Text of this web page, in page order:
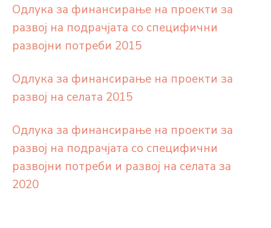
Одлука за финансирање на проекти за
развој на подрачјата со специфични
развојни потреби 2015
Одлука за финансирање на проекти за
развој на селата 2015
Одлука за финансирање на проекти за
развој на подрачјата со специфични
развојни потреби и развој на селата за
2020